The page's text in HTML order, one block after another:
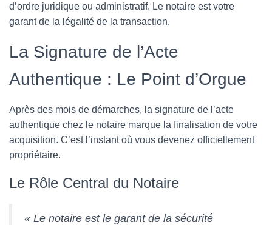
d’ordre juridique ou administratif. Le notaire est votre
garant de la légalité de la transaction.
La Signature de l’Acte
Authentique : Le Point d’Orgue
Après des mois de démarches, la signature de l’acte
authentique chez le notaire marque la finalisation de votre
acquisition. C’est l’instant où vous devenez officiellement
propriétaire.
Le Rôle Central du Notaire
« Le notaire est le garant de la sécurité